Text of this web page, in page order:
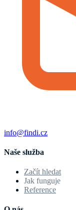
info@findi.cz
Naše služba
Začít hledat
Jak funguje
Reference